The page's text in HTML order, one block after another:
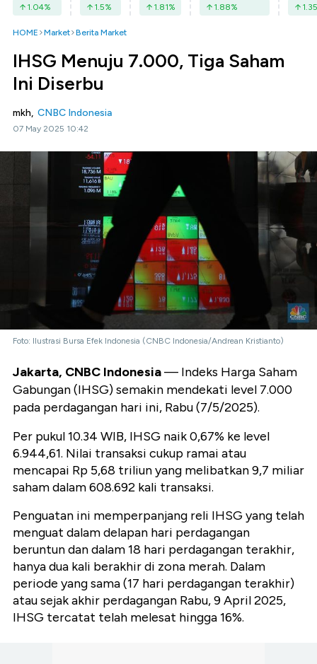
1.04% 1.5% 1.81% 1.88% 1.35
HOME Market Berita Market
IHSG Menuju 7.000, Tiga Saham
Ini Diserbu
mkh, CNBC Indonesia
07 May 2025 10:42
Foto: Ilustrasi Bursa Efek Indonesia (CNBC Indonesia/Andrean Kristianto)
Jakarta, CNBC Indonesia— Indeks Harga Saham
Gabungan (IHSG) semakin mendekati level 7.000
pada perdagangan hari ini, Rabu (7/5/2025).
Per pukul 10.34 WIB, IHSG naik 0,67% ke level
6.944,61. Nilai transaksi cukup ramai atau
mencapai Rp 5,68 triliun yang melibatkan 9,7 miliar
saham dalam 608.692 kali transaksi.
Penguatan ini memperpanjang reli IHSG yang telah
menguat dalam delapan hari perdagangan
beruntun dan dalam 18 hari perdagangan terakhir,
hanya dua kali berakhir di zona merah. Dalam
periode yang sama (17 hari perdagangan terakhir)
atau sejak akhir perdagangan Rabu, 9 April 2025,
IHSG tercatat telah melesat hingga 16%.